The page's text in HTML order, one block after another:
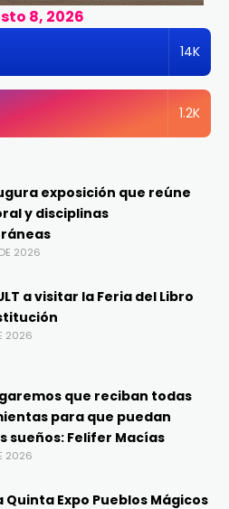
8, 2026
14K
1.2K
exposición que reúne
y disciplinas
2026
a visitar la Feria del Libro
2026
que reciban todas
para que puedan
sueños: Felifer Macías
2026
Quinta Expo Pueblos Mágicos